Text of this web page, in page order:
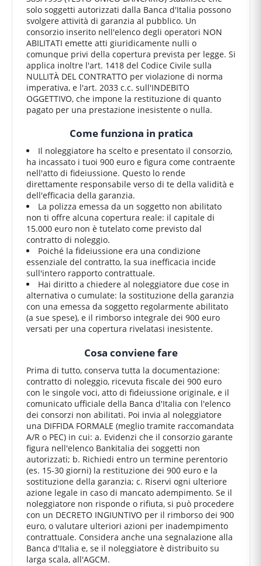
solo soggetti autorizzati dalla Banca d'Italia possono
svolgere attività di garanzia al pubblico. Un
consorzio inserito nell'elenco degli operatori NON
ABILITATI emette atti giuridicamente nulli o
comunque privi della copertura prevista per legge. Si
applica inoltre l'art. 1418 del Codice Civile sulla
NULLITÀ DEL CONTRATTO per violazione di norma
imperativa, e l'art. 2033 c.c. sull'INDEBITO
OGGETTIVO, che impone la restituzione di quanto
pagato per una prestazione inesistente o nulla.
Come funziona in pratica
Il noleggiatore ha scelto e presentato il consorzio,
ha incassato i tuoi 900 euro e figura come contraente
nell'atto di fideiussione. Questo lo rende
direttamente responsabile verso di te della validità e
dell'efficacia della garanzia.
La polizza emessa da un soggetto non abilitato
non ti offre alcuna copertura reale: il capitale di
15.000 euro non è tutelato come previsto dal
contratto di noleggio.
Poiché la fideiussione era una condizione
essenziale del contratto, la sua inefficacia incide
sull'intero rapporto contrattuale.
Hai diritto a chiedere al noleggiatore due cose in
alternativa o cumulate: la sostituzione della garanzia
con una emessa da soggetto regolarmente abilitato
(a sue spese), e il rimborso integrale dei 900 euro
versati per una copertura rivelatasi inesistente.
Cosa conviene fare
Prima di tutto, conserva tutta la documentazione:
contratto di noleggio, ricevuta fiscale dei 900 euro
con le singole voci, atto di fideiussione originale, e il
comunicato ufficiale della Banca d'Italia con l'elenco
dei consorzi non abilitati. Poi invia al noleggiatore
una DIFFIDA FORMALE (meglio tramite raccomandata
A/R o PEC) in cui: a. Evidenzi che il consorzio garante
figura nell'elenco Bankitalia dei soggetti non
autorizzati; b. Richiedi entro un termine perentorio
(es. 15-30 giorni) la restituzione dei 900 euro e la
sostituzione della garanzia; c. Riservi ogni ulteriore
azione legale in caso di mancato adempimento. Se il
noleggiatore non risponde o rifiuta, si può procedere
con un DECRETO INGIUNTIVO per il rimborso dei 900
euro, o valutare ulteriori azioni per inadempimento
contrattuale. Considera anche una segnalazione alla
Banca d'Italia e, se il noleggiatore è distribuito su
larga scala, all'AGCM.